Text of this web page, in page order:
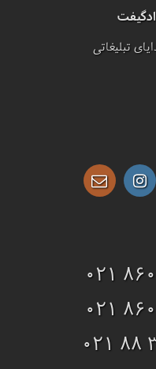
ادگیفت
تبلیغاتی
021
021
021 88